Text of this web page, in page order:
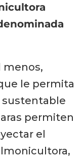
menos,
le permita
sustentable
permiten
el